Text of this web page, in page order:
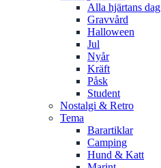
Alla hjärtans dag
Gravvård
Halloween
Jul
Nyår
Kräft
Påsk
Student
Nostalgi & Retro
Tema
Barartiklar
Camping
Hund & Katt